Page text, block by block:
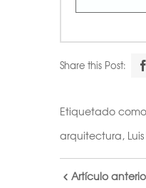
Share this Post:
Etiquetado
arquitectura,
Artículo